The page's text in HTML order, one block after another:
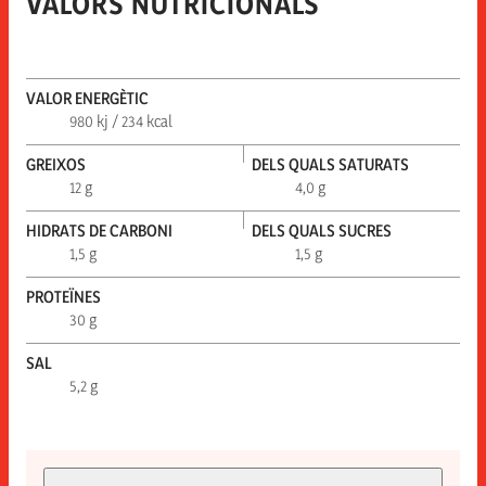
VALOR ENERGÈTIC
980 kj / 234 kcal
GREIXOS
12 g
DELS QUALS SATURATS
4,0 g
HIDRATS DE CARBONI
1,5 g
DELS QUALS SUCRES
1,5 g
PROTEÏNES
30 g
SAL
5,2 g